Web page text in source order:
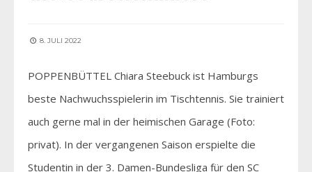
8. JULI 2022
POPPENBÜTTEL Chiara Steebuck ist Hamburgs
beste Nachwuchsspielerin im Tischtennis. Sie trainiert
auch gerne mal in der heimischen Garage (Foto:
privat). In der vergangenen Saison erspielte die
Studentin in der 3. Damen-Bundesliga für den SC